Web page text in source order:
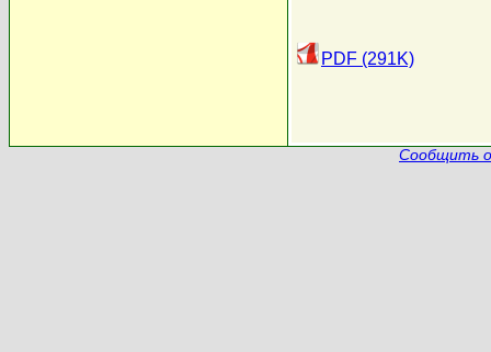
PDF (291K)
Сообщить о